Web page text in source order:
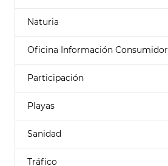
Naturia
Oficina Información Consumidor
Participación
Playas
Sanidad
Tráfico